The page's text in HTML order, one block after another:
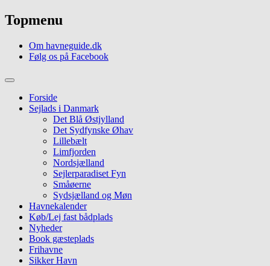
Topmenu
Om havneguide.dk
Følg os på Facebook
Forside
Sejlads i Danmark
Det Blå Østjylland
Det Sydfynske Øhav
Lillebælt
Limfjorden
Nordsjælland
Sejlerparadiset Fyn
Småøerne
Sydsjælland og Møn
Havnekalender
Køb/Lej fast bådplads
Nyheder
Book gæsteplads
Frihavne
Sikker Havn